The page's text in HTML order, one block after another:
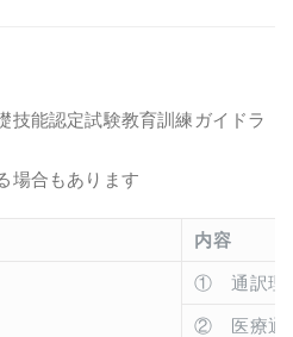
能認定試験教育訓練ガイドラ
場合もあります
内容
① 通訳理
② 医療通